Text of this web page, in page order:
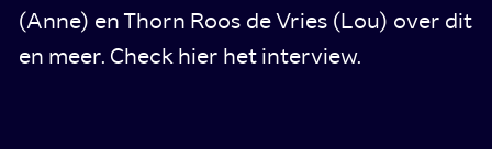
(Anne) en Thorn Roos de Vries (Lou) over dit
en meer. Check hier het interview.